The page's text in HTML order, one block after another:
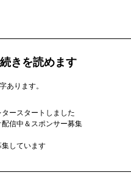
きを読めます
あります。
タースタートしました
配信中＆スポンサー募集
集しています